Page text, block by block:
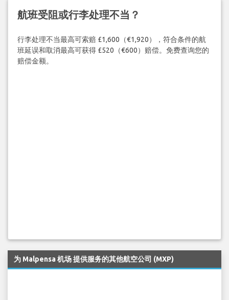
航班受阻或行李处理不当？
行李处理不当最高可索赔 £1,600（€1,920），符合条件的航
班延误和取消最高可获得 £520（€600）赔偿。免费查询您的
赔偿金额。
为 Malpensa 机场 提供服务的其他航空公司 (MXP)